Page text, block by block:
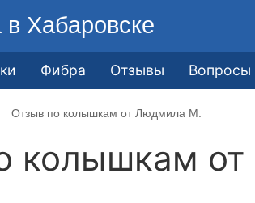
в Хабаровске
Фибра Отзывы Вопросы
Отзыв по колышкам от Людмила М.
колышкам от